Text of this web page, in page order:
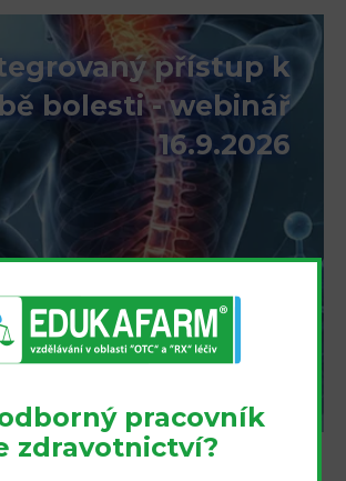
přístup k
bolesti - webinář
16.9.2026
pracovník
zdravotnictví?